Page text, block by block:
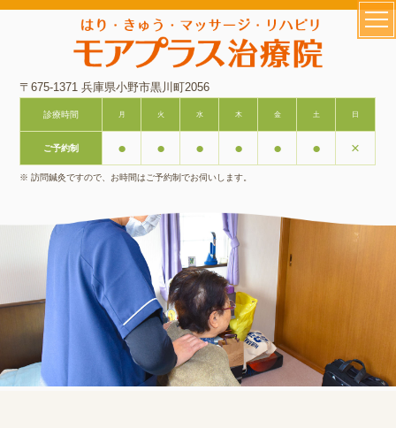
〒675-1371 兵庫県小野市黒川町2056
診療時間 月 火 水 木 金 土 日
ご予約制 ● ● ● ● ● ● ×
※ 訪問鍼灸ですので、お時間はご予約制でお伺いします。